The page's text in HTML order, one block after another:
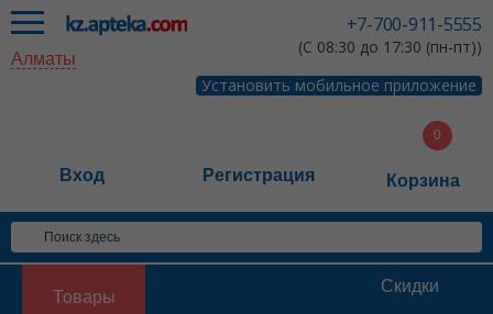
+7-700-911-5555
(С 08:30 до 17:30 (пн-пт))
Установить мобильное приложение
Алматы
Вход Регистрация Корзина
Товары
Скидки